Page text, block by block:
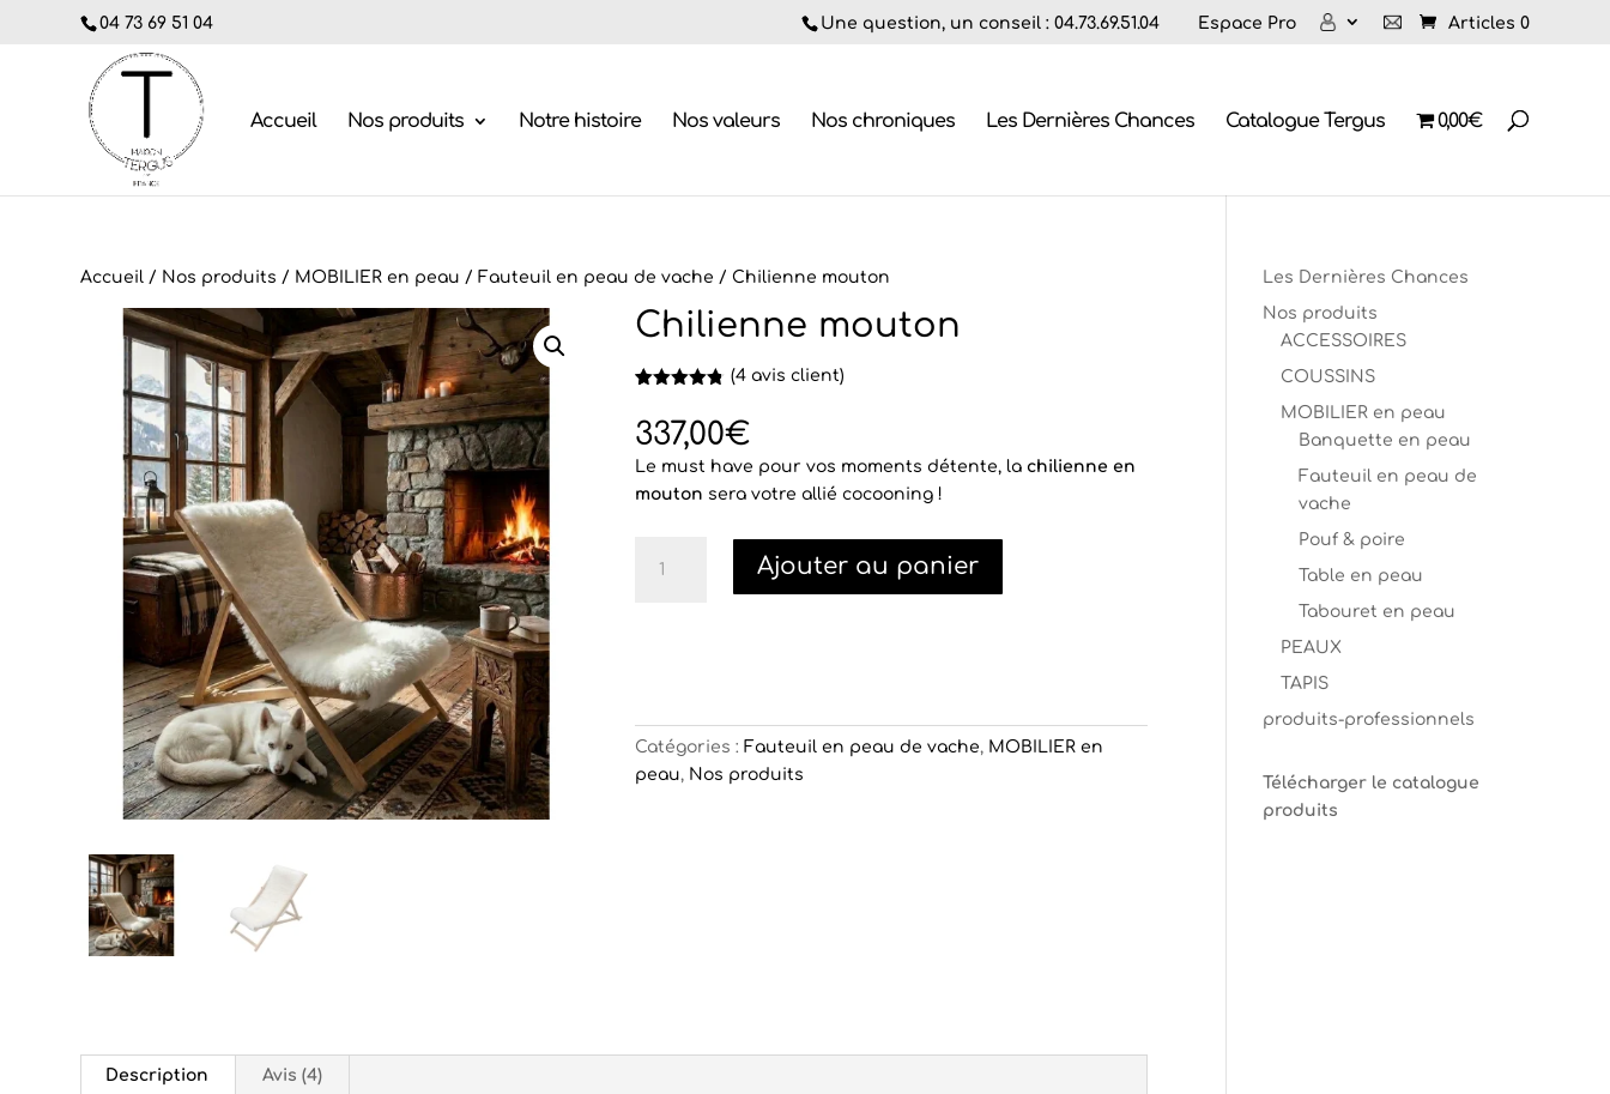
04 73 69 51 04 Une question, un conseil : 04.73.69.51.04 Espace Pro Articles 0
Accueil Nos produits Notre histoire Nos valeurs Nos chroniques Les Dernières Chances Catalogue Tergus 0,00€
Accueil / Nos produits / MOBILIER en peau /Fauteuil en peau de vache / Chilienne mouton
Chilienne mouton
sur 5
basé sur
notations
client
(4avis client)
337,00€
Le must have pour vos moments détente, la chilienne en
mouton sera votre allié cocooning !
Ajouter au panier
Catégories :Fauteuil en peau de vache, MOBILIER en
peau, Nos produits
Description Avis (4)
Les Dernières Chances
Nos produits
ACCESSOIRES
COUSSINS
MOBILIER en peau
Banquette en peau
Fauteuil en peau de
vache
Pouf & poire
Table en peau
Tabouret en peau
PEAUX
TAPIS
produits-professionnels
Télécharger le catalogue
produits